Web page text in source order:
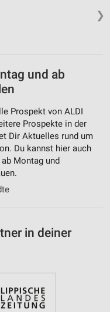
❯
und ab
Prospekt von ALDI
Prospekte in der
Dir Aktuelles rund um
Du kannst hier auch
Montag und
in deiner